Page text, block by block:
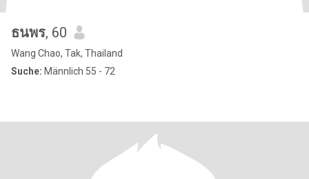
ธนพร, 60
Wang Chao, Tak, Thailand
Suche: Männlich 55 - 72